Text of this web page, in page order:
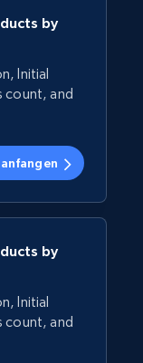
by
Initial
count, and
by
Initial
count, and